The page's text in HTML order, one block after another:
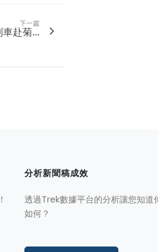
下一篇
赴菊...
分析新聞稿成效
透過Trek數據平台的分析讓您知道
如何？